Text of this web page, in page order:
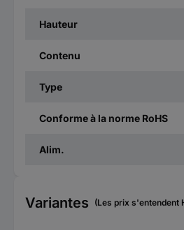
Hauteur
Contenu
Type
Conforme à la norme RoHS
Alim.
Variantes (Les prix s'entendent